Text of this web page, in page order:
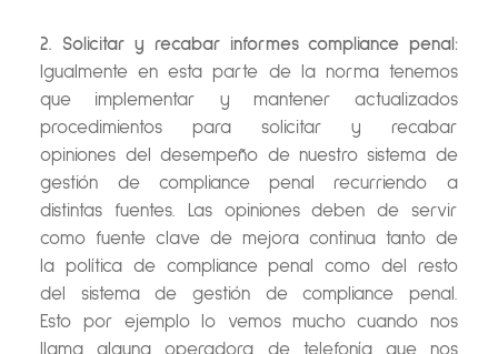
2. Solicitar y recabar informes compliance penal:
Igualmente en esta parte de la norma tenemos
que implementar y mantener actualizados
procedimientos para solicitar y recabar
opiniones del desempeño de nuestro sistema de
gestión de compliance penal recurriendo a
distintas fuentes. Las opiniones deben de servir
como fuente clave de mejora continua tanto de
la política de compliance penal como del resto
del sistema de gestión de compliance penal.
Esto por ejemplo lo vemos mucho cuando nos
llama alguna operadora de telefonía que nos